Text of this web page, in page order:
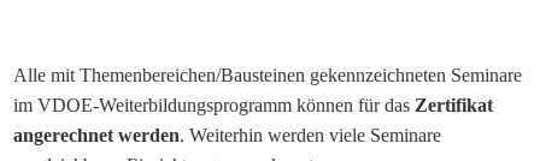
Alle mit Themenbereichen/Bausteinen gekennzeichneten Seminare
im VDOE-Weiterbildungsprogramm können für das Zertifikat
angerechnet werden. Weiterhin werden viele Seminare